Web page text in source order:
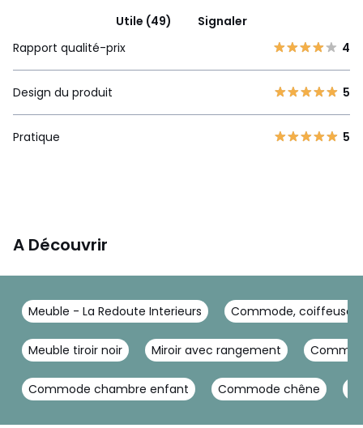
Utile (49)
Signaler
Rapport qualité-prix
4
Design du produit 5
Pratique 5
A Découvrir
Meuble - La Redoute Interieurs Commode, coiffeuse
Meuble tiroir noir Miroir avec rangement
Commode chambre enfant Commode chêne